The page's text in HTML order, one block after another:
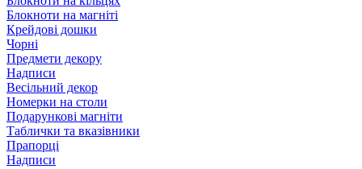
Блокноти на магніті
Крейдові дошки
Чорні
Предмети декору
Надписи
Весільний декор
Номерки на столи
Подарункові магніти
Таблички та вказівники
Прапорці
Надписи